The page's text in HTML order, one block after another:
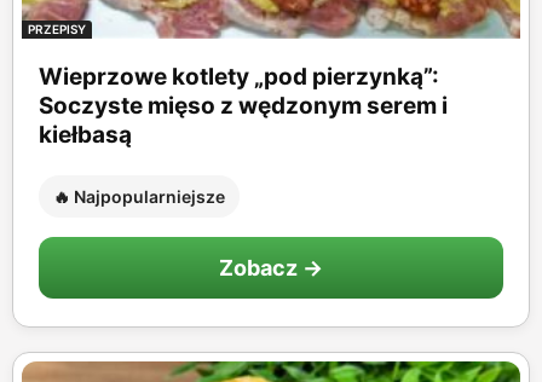
PRZEPISY
Wieprzowe kotlety „pod pierzynką”:
Soczyste mięso z wędzonym serem i
kiełbasą
🔥 Najpopularniejsze
Zobacz →